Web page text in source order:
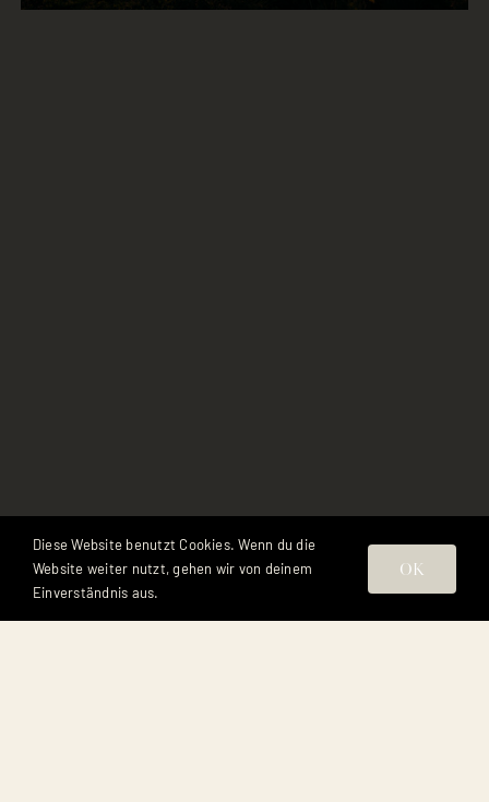
Tel.:+43 5572 58370
info@gasthofkreuz.at
Diese Website benutzt Cookies. Wenn du die
Website weiter nutzt, gehen wir von deinem
Einverständnis aus.
OK